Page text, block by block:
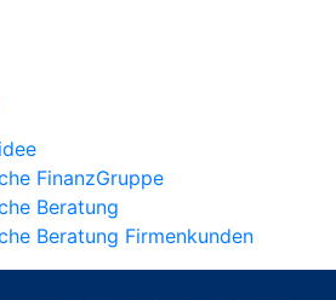
FinanzGruppe
Beratung
Beratung Firmenkunden